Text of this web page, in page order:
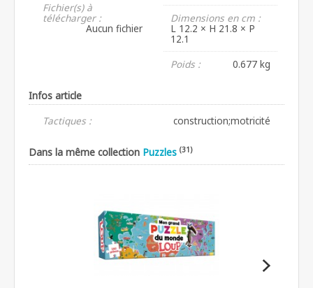
Fichier(s) à
télécharger :
Aucun fichier
Dimensions en cm :
L 12.2 × H 21.8 × P
12.1
Poids :
0.677 kg
Infos article
Tactiques :
construction;motricité
Dans la même collection Puzzles (31)